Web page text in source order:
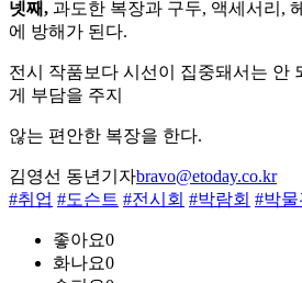
넷째, 과도한 복장과 구두, 액세서리,
에 방해가 된다.
전시 작품보다 시선이 집중돼서는 안
게 부담을 주지
않는 편안한 복장을 한다.
김영선 동년기자bravo@etoday.co.kr
#취업 #도슨트 #전시회 #박람회 #박
좋아요0
화나요0